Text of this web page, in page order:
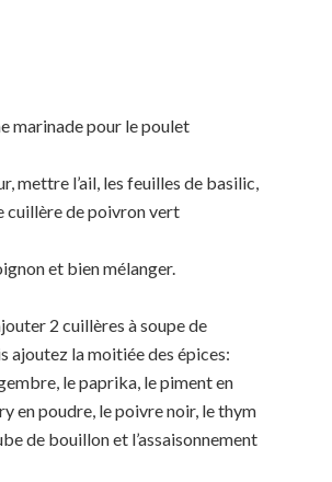
marinade pour le poulet
mettre l’ail, les feuilles de basilic,
cuillère de poivron vert
et bien mélanger.
2 cuillères à soupe de
ajoutez la moitiée des épices:
le paprika, le piment en
en poudre, le poivre noir, le thym
de bouillon et l’assaisonnement